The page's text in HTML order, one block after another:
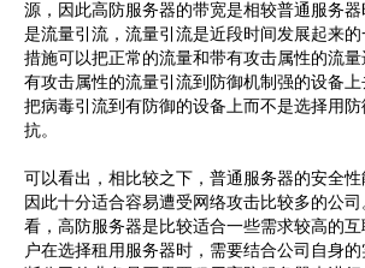
源，因此高防服务器的带宽是相较普通服务
是流量引流，流量引流是近段时间发展起来
措施可以把正常的流量和带有攻击属性的流
有攻击属性的流量引流到防御机制强的设备
把病毒引流到有防御的设备上而不是选择用
抗。
可以看出，相比较之下，普通服务器的安全性
因此十分适合容易遭受网络攻击比较多的公
看，高防服务器是比较适合一些需求较高的
户在选择租用服务器时，需要结合公司自身